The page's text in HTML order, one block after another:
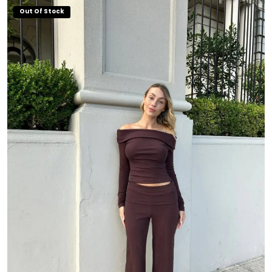
$ 19.000,00.
Out Of Stock